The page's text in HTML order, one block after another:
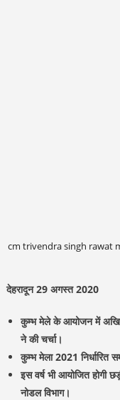
cm trivendra singh rawat
देहरादून 29 अगस्त 2020
कुम्भ मेले के आयोजन में अखिल
ने की चर्चा।
कुम्भ मेला 2021 निर्धारित
इस वर्ष भी आयोजित होगी
नोडल विभाग।